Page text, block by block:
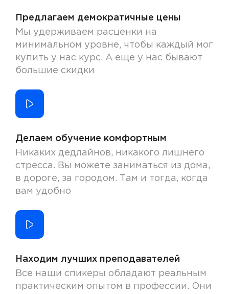
Предлагаем демократичные цены
Мы удерживаем расценки на
минимальном уровне, чтобы каждый мог
купить у нас курс. А еще у нас бывают
большие скидки
Делаем обучение комфортным
Никаких дедлайнов, никакого лишнего
стресса. Вы можете заниматься из дома,
в дороге, за городом. Там и тогда, когда
вам удобно
Находим лучших преподавателей
Все наши спикеры обладают реальным
практическим опытом в профессии. Они